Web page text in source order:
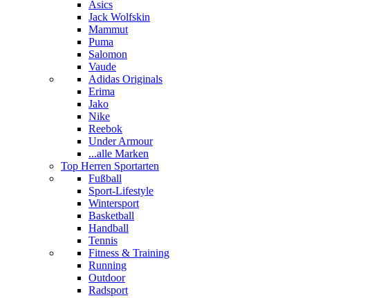
Asics
Jack Wolfskin
Mammut
Puma
Salomon
Vaude
Adidas Originals
Erima
Jako
Nike
Reebok
Under Armour
...alle Marken
Top Herren Sportarten
Fußball
Sport-Lifestyle
Wintersport
Basketball
Handball
Tennis
Fitness & Training
Running
Outdoor
Radsport